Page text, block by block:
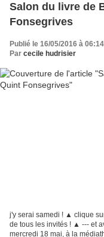
Salon du livre de
Fonsegrives
Publié le 16/05/2016 à 06:14
Par cecile hudrisier
j'y serai samedi ! ▲ clique
de tous les invités ! ▲ --- et
mercredi 18 mai, à la